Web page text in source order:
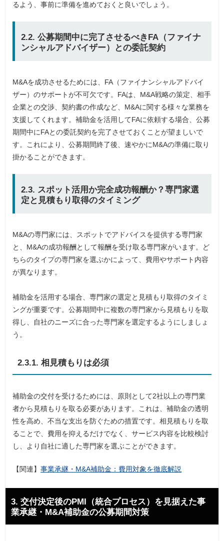
るよう、事前に準備を進めておくと良いでしょう。
2.2. 公募期間中に完了させるべきFA（ファイナ
ンシャルアドバイザー）との委託契約
M&Aを成功させるためには、FA（ファイナンシャルアドバイ
ザー）のサポートが不可欠です。FAは、M&A戦略の策定、相手
企業との交渉、契約書の作成など、M&Aに関する様々な業務を
支援してくれます。補助金を活用してFAに依頼する場合、公募
期間中にFAとの委託契約を完了させておくことが望ましいで
す。これにより、公募期間終了後、速やかにM&Aの準備に取り
掛かることができます。
2.3. スポット活用か完全成功報酬か？専門家選
定と見積もり取得のタイミング
M&Aの専門家には、スポットでアドバイスを提供する専門家
と、M&Aの成功報酬として報酬を受け取る専門家がいます。ど
ちらのタイプの専門家を選ぶかによって、費用やサポート内容
が異なります。
補助金を活用する場合、専門家の選定と見積もり取得のタイミ
ングが重要です。公募期間中に複数の専門家から見積もりを取
得し、自社のニーズに合った専門家を選定するようにしましょ
う。
2.3.1. 相見積もりは必須
補助金の交付を受けるためには、原則として2社以上の専門業
者から見積もりを取る必要があります。これは、補助金の透明
性を高め、不当な支出を防ぐための措置です。相見積もりを取
ることで、費用を抑えるだけでなく、サービス内容を比較検討
し、より自社に適した専門家を選ぶことができます。
【関連】事業承継・M&A補助金：費用対象を徹底解説
3. 交付決定後のPMI（統合プロセス）を見据えた事
業承継・M&A補助金の公募期間対策